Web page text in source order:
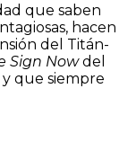
que saben
hacen
del Titán-
Sign Nowdel
que siempre